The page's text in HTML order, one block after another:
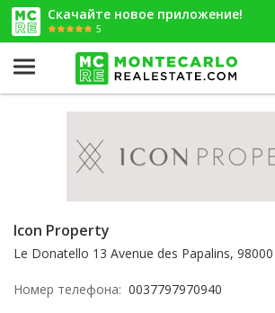
Скачайте новое приложение!
5
Icon Property
Le Donatello 13 Avenue des Papalins,
Номер телефона: 0037797970940